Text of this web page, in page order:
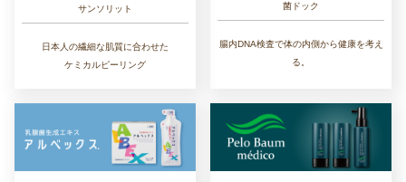
サンソリット
日本人の繊細な肌質に合わせた
ケミカルピーリング
菌ドック
腸内DNA検査で体の内側から健康を考え
る。